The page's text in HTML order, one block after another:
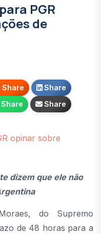
PGR
de
Share
Share
Share Share
dizem que ele não
do Supremo
de 48 horas para a